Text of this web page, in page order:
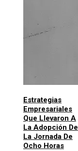
Estrategias
Empresariales
Que Llevaron A
La Adopción De
La Jornada De
Ocho Horas